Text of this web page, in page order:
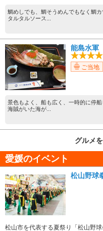
鯛めしでも、鯛そうめんでもなく鯛
タルタルソース...
能島水軍
ご当地
景色もよく、船も広く、一時的に停
海賊がいた海が...
グルメ
愛媛のイベント
松山野球
松山市を代表する夏祭り「松山野